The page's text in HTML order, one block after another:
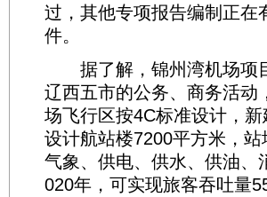
过，其他专项报告编制正在
件。
据了解，锦州湾机场项
辽西五市的公务、商务活动
场飞行区按4C标准设计，
设计航站楼7200平方米，
气象、供电、供水、供油、
020年，可实现旅客吞吐量